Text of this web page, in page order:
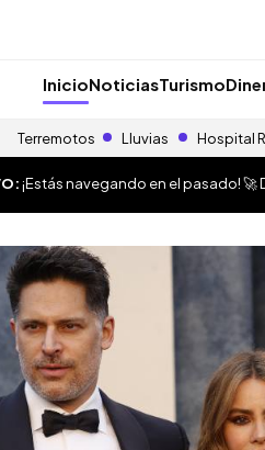
InicioNoticiasTurismo
Terremotos Lluvias Hospital
¡Estás navegando en el pasado! 🚀